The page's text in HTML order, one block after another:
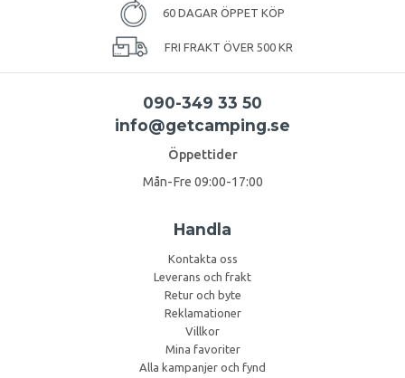
60 DAGAR ÖPPET KÖP
FRI FRAKT ÖVER 500 KR
090-349 33 50
info@getcamping.se
Öppettider
Mån-Fre 09:00-17:00
Handla
Kontakta oss
Leverans och frakt
Retur och byte
Reklamationer
Villkor
Mina favoriter
Alla kampanjer och fynd